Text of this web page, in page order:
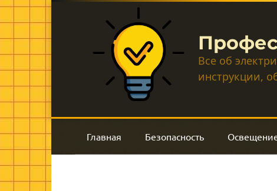
Перейти
к
контенту
Все об
инструкции,
Главная Безопасность